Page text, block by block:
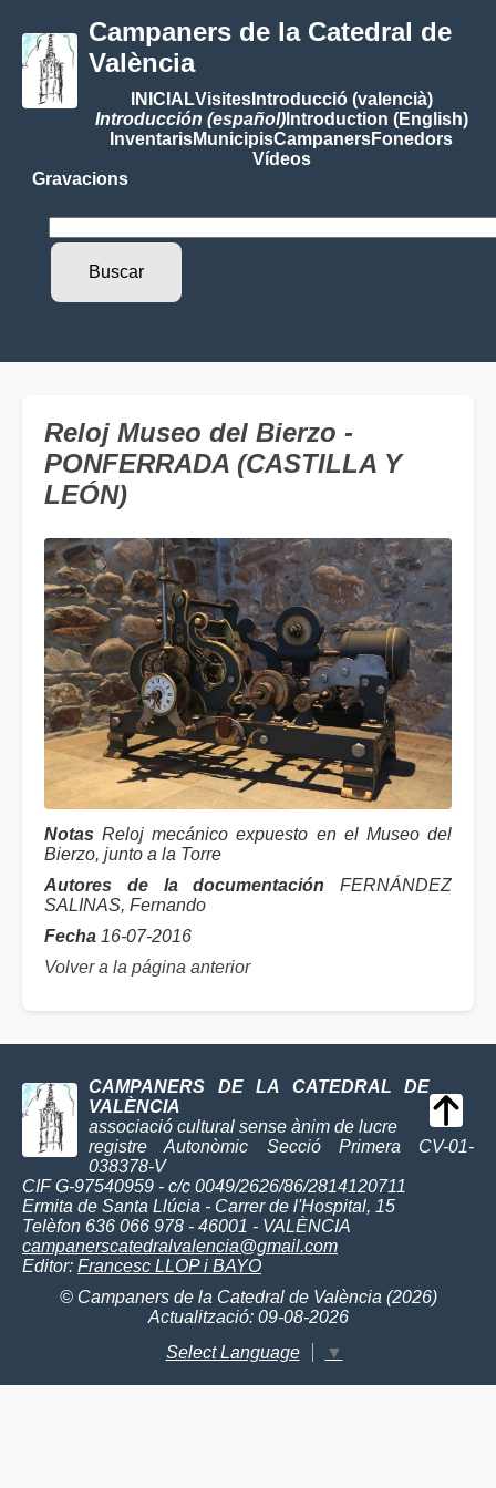
Campaners de la Catedral de
València
INICIALVisitesIntroducció (valencià)
Introducción (español)Introduction (English)
InventarisMunicipisCampanersFonedors
Vídeos
Gravacions
Reloj Museo del Bierzo -
PONFERRADA (CASTILLA Y
LEÓN)
Notas Reloj mecánico expuesto en el Museo del
Bierzo, junto a la Torre
Autores de la documentación FERNÁNDEZ
SALINAS, Fernando
Fecha 16-07-2016
Volver a la página anterior
CAMPANERS DE LA CATEDRAL DE
VALÈNCIA
associació cultural sense ànim de lucre
registre Autonòmic Secció Primera CV-01-
038378-V
CIF G-97540959 - c/c 0049/2626/86/2814120711
Ermita de Santa Llúcia - Carrer de l'Hospital, 15
Telèfon 636 066 978 - 46001 - VALÈNCIA
campanerscatedralvalencia@gmail.com
Editor: Francesc LLOP i BAYO
© Campaners de la Catedral de València (2026)
Actualització: 09-08-2026
Select Language
▼